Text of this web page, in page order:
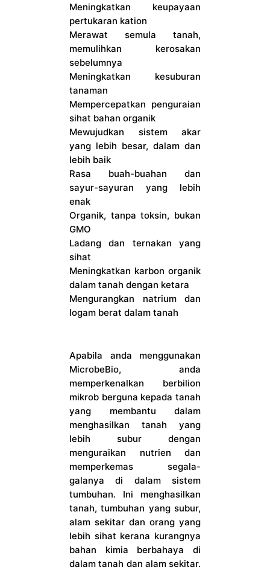
Meningkatkan keupayaan
pertukaran kation
Merawat semula tanah,
memulihkan kerosakan
sebelumnya
Meningkatkan kesuburan
tanaman
Mempercepatkan penguraian
sihat bahan organik
Mewujudkan sistem akar
yang lebih besar, dalam dan
lebih baik
Rasa buah-buahan dan
sayur-sayuran yang lebih
enak
Organik, tanpa toksin, bukan
GMO
Ladang dan ternakan yang
sihat
Meningkatkan karbon organik
dalam tanah dengan ketara
Mengurangkan natrium dan
logam berat dalam tanah
Apabila anda menggunakan
MicrobeBio, anda
memperkenalkan berbilion
mikrob berguna kepada tanah
yang membantu dalam
menghasilkan tanah yang
lebih subur dengan
menguraikan nutrien dan
memperkemas segala-
galanya di dalam sistem
tumbuhan. Ini menghasilkan
tanah, tumbuhan yang subur,
alam sekitar dan orang yang
lebih sihat kerana kurangnya
bahan kimia berbahaya di
dalam tanah dan alam sekitar.